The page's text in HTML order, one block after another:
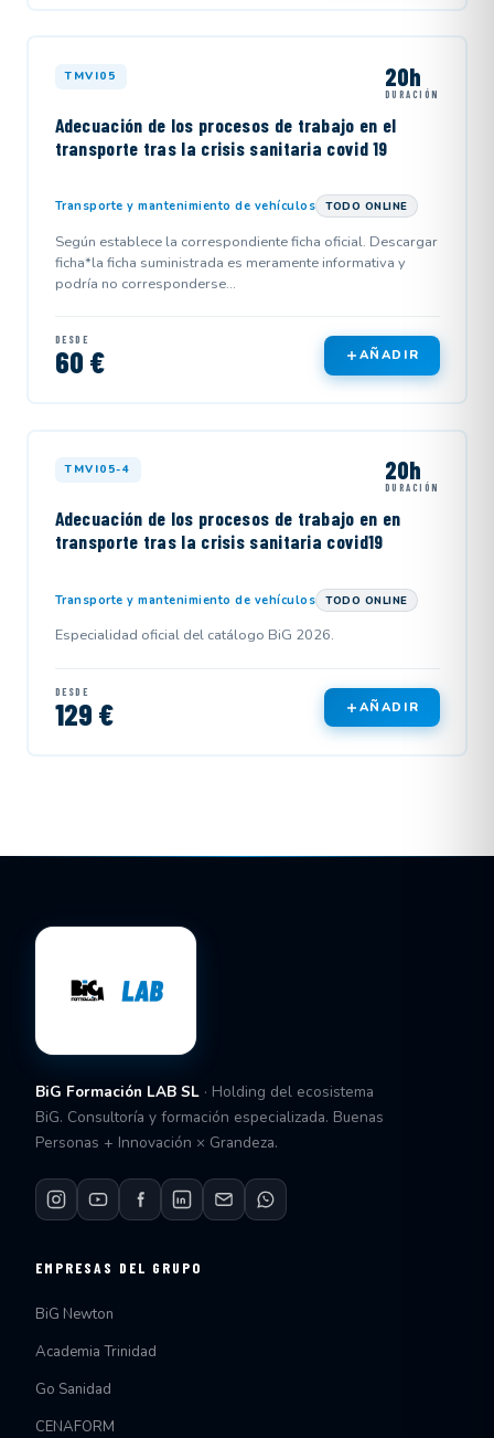
TMVI05 20h
DURACIÓN
Adecuación de los procesos de trabajo en el
transporte tras la crisis sanitaria covid 19
Transporte y mantenimiento de vehículos TODO ONLINE
Según establece la correspondiente ficha oficial. Descargar
ficha*la ficha suministrada es meramente informativa y
podría no corresponderse...
DESDE
60 € AÑADIR
TMVI05-4 20h
DURACIÓN
Adecuación de los procesos de trabajo en en
transporte tras la crisis sanitaria covid19
Transporte y mantenimiento de vehículos TODO ONLINE
Especialidad oficial del catálogo BiG 2026.
DESDE
129 € AÑADIR
BiG Formación LAB SL · Holding del ecosistema
BiG. Consultoría y formación especializada. Buenas
Personas + Innovación × Grandeza.
EMPRESAS DEL GRUPO
BiG Newton
Academia Trinidad
Go Sanidad
CENAFORM